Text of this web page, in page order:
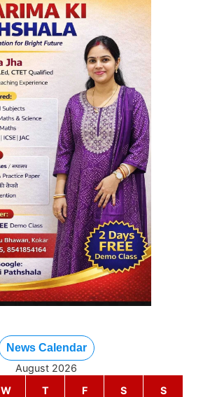
News Calendar
August 2026
W T F S S